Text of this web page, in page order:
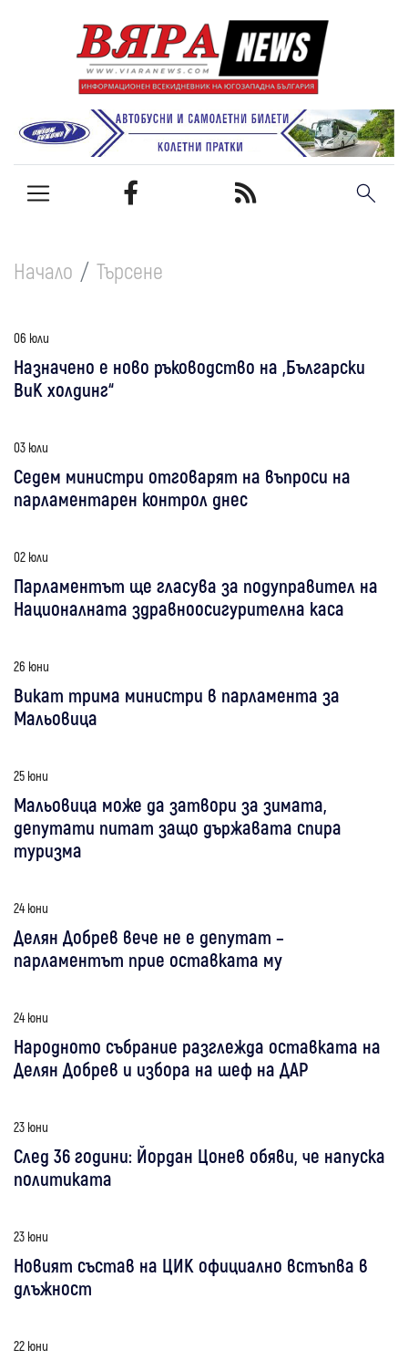
Начало Търсене
06 юли
Назначено е ново ръководство на „Български
ВиК холдинг“
03 юли
Седем министри отговарят на въпроси на
парламентарен контрол днес
02 юли
Парламентът ще гласува за подуправител на
Националната здравноосигурителна каса
26 юни
Викат трима министри в парламента за
Мальовица
25 юни
Мальовица може да затвори за зимата,
депутати питат защо държавата спира
туризма
24 юни
Делян Добрев вече не е депутат –
парламентът прие оставката му
24 юни
Народното събрание разглежда оставката на
Делян Добрев и избора на шеф на ДАР
23 юни
След 36 години: Йордан Цонев обяви, че напуска
политиката
23 юни
Новият състав на ЦИК официално встъпва в
длъжност
22 юни